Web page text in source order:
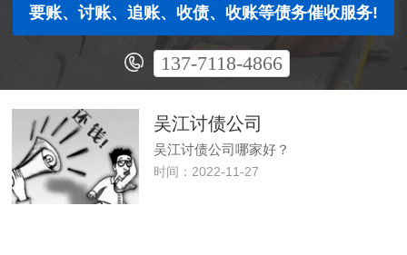
要账、讨账、追账、收债、收账等债务催收服务!
137-7118-4866
吴江讨债公司
吴江讨债公司哪家好？
时间：2022-11-27